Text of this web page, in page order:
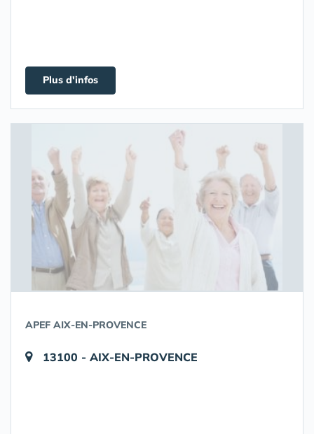
Plus d'infos
APEF AIX-EN-PROVENCE
13100 - AIX-EN-PROVENCE